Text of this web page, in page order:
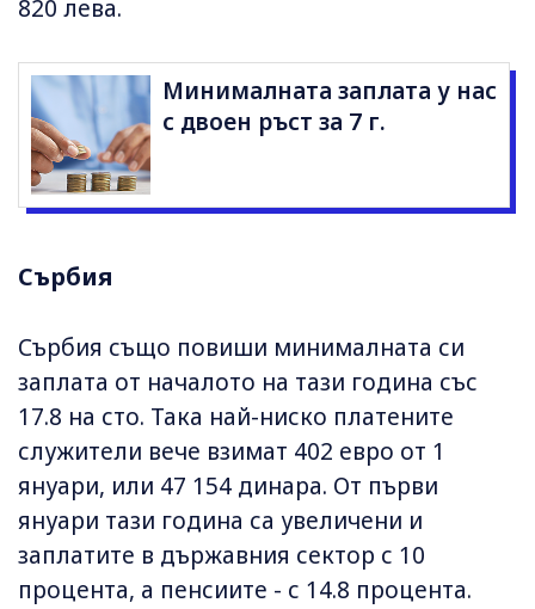
820 лева.
Минималната заплата у нас
с двоен ръст за 7 г.
Сърбия
Сърбия също повиши минималната си
заплата от началото на тази година със
17.8 на сто. Така най-ниско платените
служители вече взимат 402 евро от 1
януари, или 47 154 динара. От първи
януари тази година са увеличени и
заплатите в държавния сектор с 10
процента, а пенсиите - с 14.8 процента.